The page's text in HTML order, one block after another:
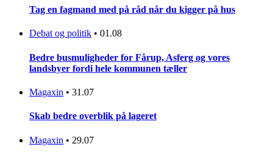
Tag en fagmand med på råd når du kigger på hus
Debat og politik • 01.08
Bedre busmuligheder for Fårup, Asferg og vores
landsbyer fordi hele kommunen tæller
Magaxin • 31.07
Skab bedre overblik på lageret
Magaxin • 29.07